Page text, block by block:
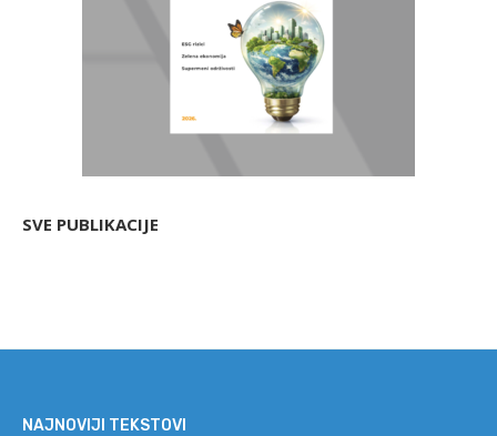
SVE PUBLIKACIJE
NAJNOVIJI TEKSTOVI